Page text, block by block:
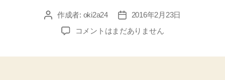
投 作成者: oki2a24
投
稿
日
2016年2月23日
【Excel
コメントはまだありません